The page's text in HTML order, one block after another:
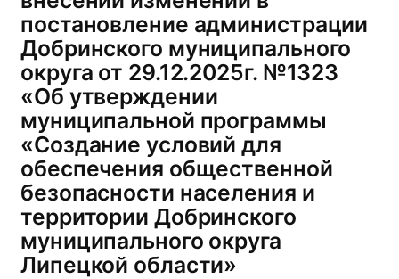
постановление администрации
Добринского муниципального
округа от 29.12.2025г. №1323
«Об утверждении
муниципальной программы
«Создание условий для
обеспечения общественной
безопасности населения и
территории Добринского
муниципального округа
Липецкой области»